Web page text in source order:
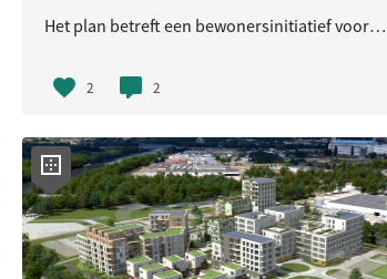
Het plan betreft een bewonersinitiatief voor de herbouw van de Theeschenkerij in het Goffertpark met een maatschappelijk doel en een versterking van de biodiversiteit.
2 2